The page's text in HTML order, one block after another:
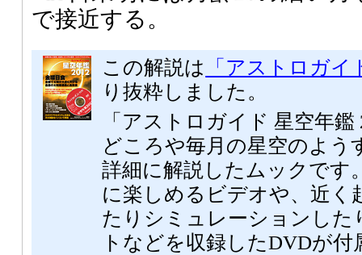
で接近する。
この解説は
「アストロガイ
り抜粋しました。
「アストロガイド 星空年
どころや毎月の星空のよう
詳細に解説したムックです
に楽しめるビデオや、近く
たりシミュレーションし
トなどを収録したDVDが付